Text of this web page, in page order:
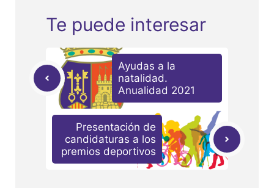
Te puede interesar
Ayudas a la
natalidad.
Anualidad 2021
Presentación de
candidaturas a los
premios deportivos